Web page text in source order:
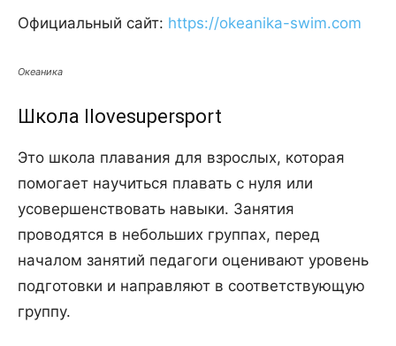
Официальный сайт: https://okeanika-swim.com
Океаника
Школа Ilovesupersport
Это школа плавания для взрослых, которая
помогает научиться плавать с нуля или
усовершенствовать навыки. Занятия
проводятся в небольших группах, перед
началом занятий педагоги оценивают уровень
подготовки и направляют в соответствующую
группу.